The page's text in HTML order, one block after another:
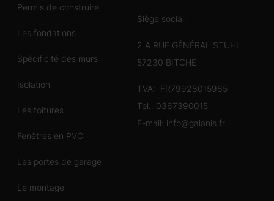
Permis de construire
Les fondations
Spécificité des murs
Isolation
Les toitures
Fenêtres en PVC
Les portes de garage
Le montage
Siège social:
2 A RUE GÉNÉRAL STUHL
57230 BITCHE
TVA: FR79928015965
Tel.: 0367390015
E-mail: info@galanis.fr